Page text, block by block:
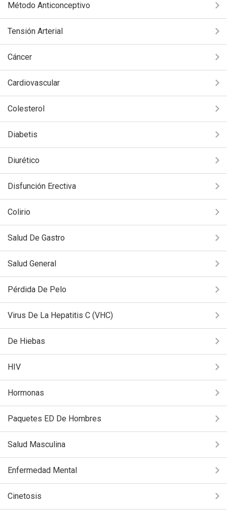
Método Anticonceptivo
Tensión Arterial
Cáncer
Cardiovascular
Colesterol
Diabetis
Diurético
Disfunción Erectiva
Colirio
Salud De Gastro
Salud General
Pérdida De Pelo
Virus De La Hepatitis C (VHC)
De Hiebas
HIV
Hormonas
Paquetes ED De Hombres
Salud Masculina
Enfermedad Mental
Cinetosis